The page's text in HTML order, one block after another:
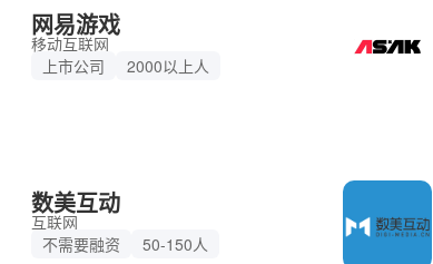
网易游戏
移动互联网
上市公司
2000以上人
数美互动
互联网
不需要融资
50-150人